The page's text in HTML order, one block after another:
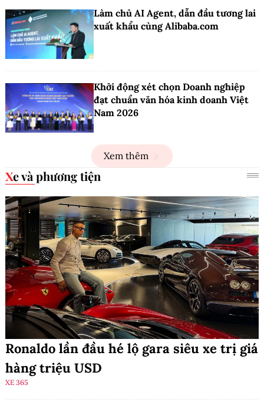
Làm chủ AI Agent, dẫn đầu tương lai
xuất khẩu cùng Alibaba.com
Khởi động xét chọn Doanh nghiệp
đạt chuẩn văn hóa kinh doanh Việt
Nam 2026
Xem thêm
Xe và phương tiện
Ronaldo lần đầu hé lộ gara siêu xe trị giá
hàng triệu USD
XE 365